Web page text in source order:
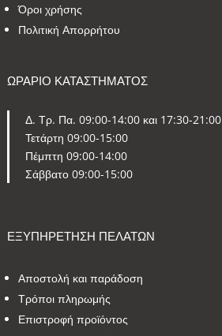
Όροι χρήσης
Πολιτική Απορρήτου
ΩΡΑΡΙΟ ΚΑΤΑΣΤΗΜΑΤΟΣ
Δ. Τρ. Πα. 09:00-14:00 και 17:30-21:00
Τετάρτη 09:00-15:00
Πέμπτη 09:00-14:00
Σάββατο 09:00-15:00
ΕΞΥΠΗΡΕΤΗΣΗ ΠΕΛΑΤΩΝ
Αποστολή και παράδοση
Τρόποι πληρωμής
Επιστροφή προϊόντος